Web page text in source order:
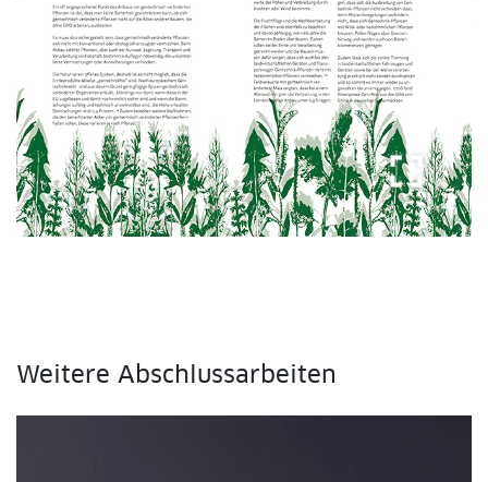
fullscreen
Weitere Abschlussarbeiten